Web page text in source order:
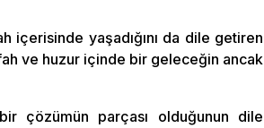
içerisinde yaşadığını da dile getiren
ve huzur içinde bir geleceğin ancak
çözümün parçası olduğunun dile